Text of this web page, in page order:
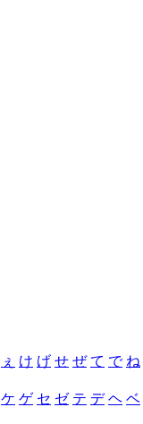
ぇ け げ せ ぜ て で ね
ケ ゲ セ ゼ テ デ ヘ ベ